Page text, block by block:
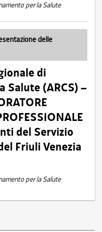
per la Salute
delle
di
Salute (ARCS) –
del Servizio
Friuli Venezia
per la Salute